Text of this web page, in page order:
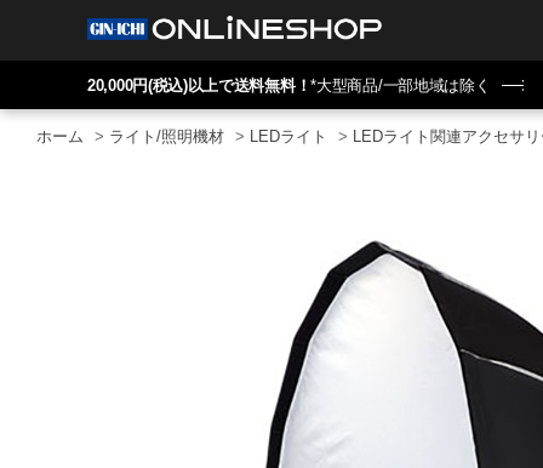
20,000円(税込)以上で送料無料！*大型商品/一部地域は除く
ホーム > ライト/照明機材 > LEDライト > LEDライト関連アクセサ